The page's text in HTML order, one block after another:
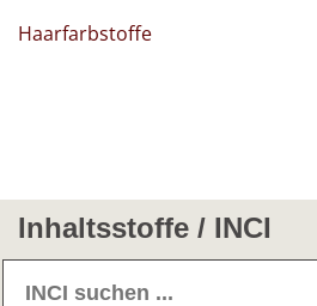
Haarfarbstoffe
Inhaltsstoffe / INCI